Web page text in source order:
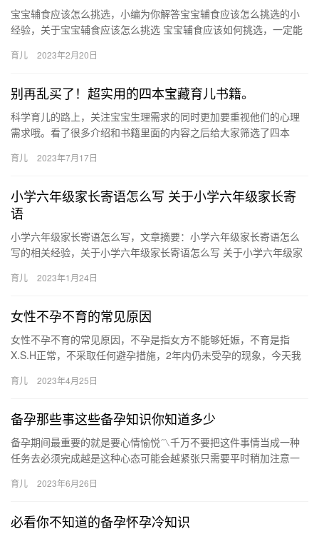
宝宝辅食应该怎么挑选，小编为你解答宝宝辅食应该怎么挑选的小
经验，关于宝宝辅食应该怎么挑选 宝宝辅食应该如何挑选，一定能
宝…
育儿 2023年2月20日
别再乱买了！超实用的四本宝藏育儿书籍。
科学育儿的路上，关注宝宝生理需求的同时更加要重视他们的心理
需求哦。看了很多介绍和书籍里面的内容之后给大家筛选了四本
生理…
育儿 2023年7月17日
小学六年级家长寄语怎么写 关于小学六年级家长寄
语
小学六年级家长寄语怎么写，文章摘要：小学六年级家长寄语怎么
写的相关经验，关于小学六年级家长寄语怎么写 关于小学六年级家
…
育儿 2023年1月24日
女性不孕不育的常见原因
女性不孕不育的常见原因，不孕是指女方不能够妊娠，不育是指
X.S.H正常，不采取任何避孕措施，2年内仍未受孕的现象，今天我
育儿 2023年4月25日
备孕那些事这些备孕知识你知道多少
备孕期间最重要的就是要心情愉悦〽千万不要把这件事情当成一种
任务去必须完成越是这种心态可能会越紧张只需要平时稍加注意一
情愉…
育儿 2023年6月26日
必看你不知道的备孕怀孕冷知识